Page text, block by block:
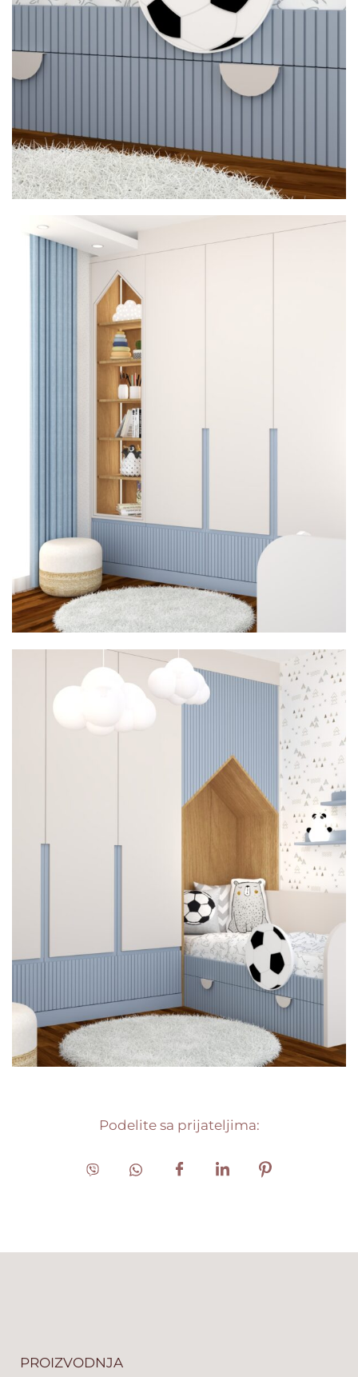
Image #1
Image #2
Image #3
Podelite sa prijateljima:
PROIZVODNJA